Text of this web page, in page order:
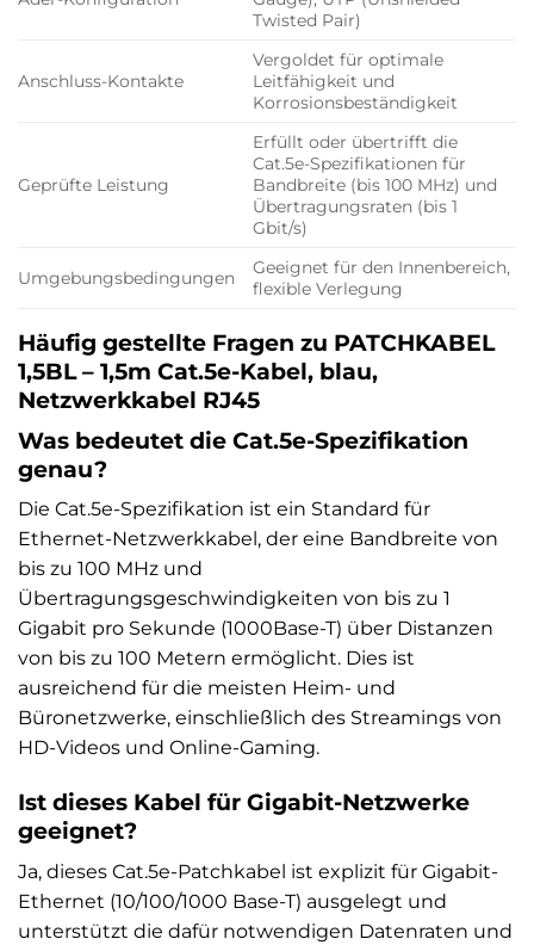
Twisted Pair)
Anschluss-Kontakte
Vergoldet für optimale
Leitfähigkeit und
Korrosionsbeständigkeit
Geprüfte Leistung
Erfüllt oder übertrifft die
Cat.5e-Spezifikationen für
Bandbreite (bis 100 MHz) und
Übertragungsraten (bis 1
Gbit/s)
Umgebungsbedingungen
Geeignet für den Innenbereich,
flexible Verlegung
Häufig gestellte Fragen zu PATCHKABEL
1,5BL – 1,5m Cat.5e-Kabel, blau,
Netzwerkkabel RJ45
Was bedeutet die Cat.5e-Spezifikation
genau?
Die Cat.5e-Spezifikation ist ein Standard für
Ethernet-Netzwerkkabel, der eine Bandbreite von
bis zu 100 MHz und
Übertragungsgeschwindigkeiten von bis zu 1
Gigabit pro Sekunde (1000Base-T) über Distanzen
von bis zu 100 Metern ermöglicht. Dies ist
ausreichend für die meisten Heim- und
Büronetzwerke, einschließlich des Streamings von
HD-Videos und Online-Gaming.
Ist dieses Kabel für Gigabit-Netzwerke
geeignet?
Ja, dieses Cat.5e-Patchkabel ist explizit für Gigabit-
Ethernet (10/100/1000 Base-T) ausgelegt und
unterstützt die dafür notwendigen Datenraten und